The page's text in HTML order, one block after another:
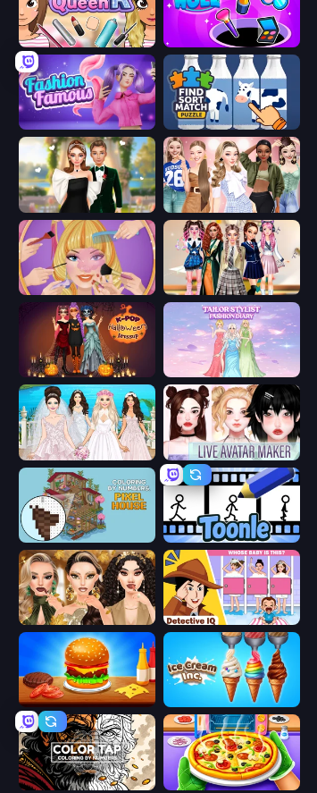
Make Up Queen R Make Up Hole
Fashion Famous Find Sort Match - Puzzle
Valentine's Day Proposal Fashion Week 2025
Extreme Makeover Back To School: Uniforms Edition
Tailor Stylist: Fashion Diary
Model Wedding Live Avatar Maker: Girls
Toonle
Autumn Glam Gala Detective IQ: Brain Games
Burger Cafe Ice Cream Inc.
Color Tap: Coloring by Numbers Pizza Maker